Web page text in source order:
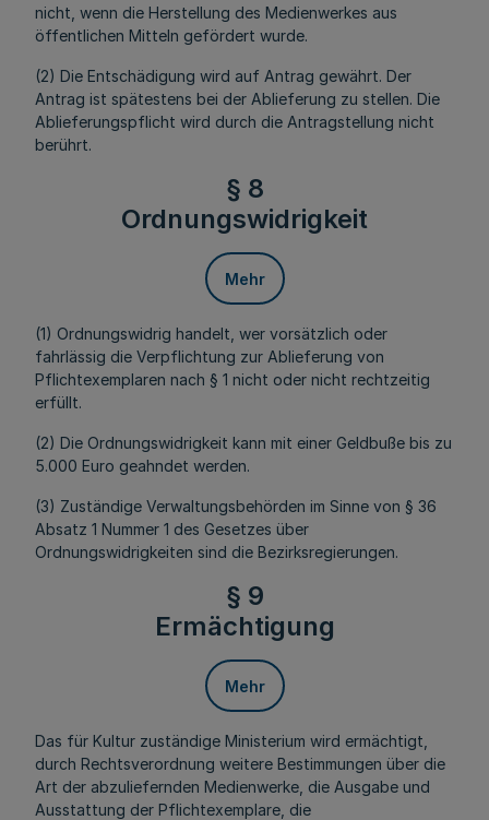
nicht, wenn die Herstellung des Medienwerkes aus
öffentlichen Mitteln gefördert wurde.
(2) Die Entschädigung wird auf Antrag gewährt. Der
Antrag ist spätestens bei der Ablieferung zu stellen. Die
Ablieferungspflicht wird durch die Antragstellung nicht
berührt.
§ 8
Ordnungswidrigkeit
Mehr
(1) Ordnungswidrig handelt, wer vorsätzlich oder
fahrlässig die Verpflichtung zur Ablieferung von
Pflichtexemplaren nach § 1 nicht oder nicht rechtzeitig
erfüllt.
(2) Die Ordnungswidrigkeit kann mit einer Geldbuße bis zu
5.000 Euro geahndet werden.
(3) Zuständige Verwaltungsbehörden im Sinne von § 36
Absatz 1 Nummer 1 des Gesetzes über
Ordnungswidrigkeiten sind die Bezirksregierungen.
§ 9
Ermächtigung
Mehr
Das für Kultur zuständige Ministerium wird ermächtigt,
durch Rechtsverordnung weitere Bestimmungen über die
Art der abzuliefernden Medienwerke, die Ausgabe und
Ausstattung der Pflichtexemplare, die